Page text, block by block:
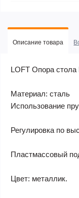
Описание товара
LOFT Опора
Материал: сталь
Использование
Регулировка по
Пластмассовый
Цвет: металлик.